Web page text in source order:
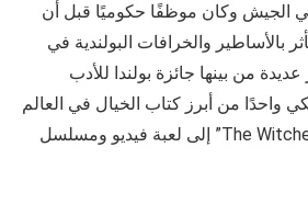
الجيش وكان موظفًا حكوميًا قبل أن
بالأساطير والخرافات البولندية في
من بينها جائزة بولندا للأدب
واحدًا من أبرز كتاب الخيال في العالم
وقد تم تحويل سلسلة “The Witcher” إلى لعبة فيديو ومسلسل